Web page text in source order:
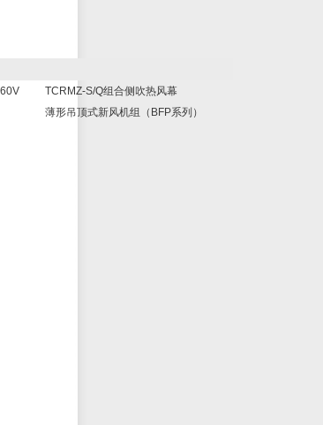
TCRMZ-S/Q组合侧吹热风幕
薄形吊顶式新风机组（BFP系列）